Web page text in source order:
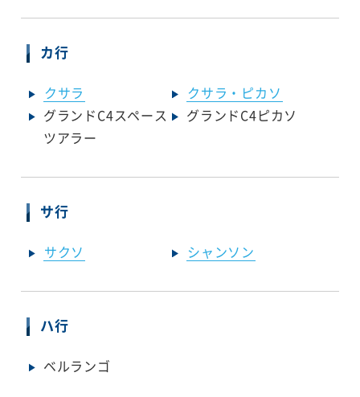
カ行
クサラ
クサラ・ピカソ
グランドC4スペース
ツアラー
グランドC4ピカソ
サ行
サクソ シャンソン
ハ行
ベルランゴ